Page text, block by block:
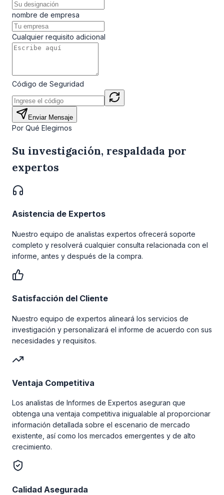
nombre de empresa
Cualquier requisito adicional
Código de Seguridad
Enviar Mensaje
Por Qué Elegirnos
Su investigación, respaldada por
expertos
Asistencia de Expertos
Nuestro equipo de analistas expertos ofrecerá soporte
completo y resolverá cualquier consulta relacionada con el
informe, antes y después de la compra.
Satisfacción del Cliente
Nuestro equipo de expertos alineará los servicios de
investigación y personalizará el informe de acuerdo con sus
necesidades y requisitos.
Ventaja Competitiva
Los analistas de Informes de Expertos aseguran que
obtenga una ventaja competitiva inigualable al proporcionar
información detallada sobre el escenario de mercado
existente, así como los mercados emergentes y de alto
crecimiento.
Calidad Asegurada